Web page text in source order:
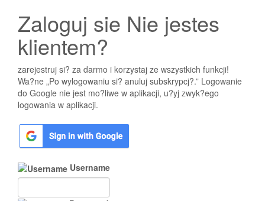
Zaloguj sie Nie jestes
klientem?
zarejestruj si? za darmo i korzystaj ze wszystkich funkcji!
Wa?ne „Po wylogowaniu si? anuluj subskrypcj?.” Logowanie
do Google nie jest mo?liwe w aplikacji, u?yj zwyk?ego
logowania w aplikacji.
Username